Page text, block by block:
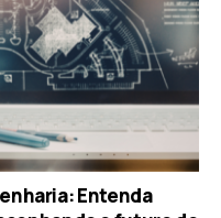
Entenda